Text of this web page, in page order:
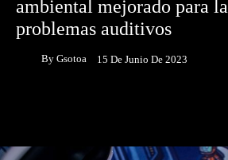
ambiental mejorado para
problemas auditivos
By Gsotoa 15 De Junio De 2023